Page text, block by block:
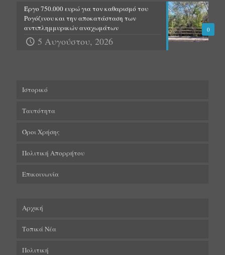
0
Έργο 750.000 ευρώ για τον καθαρισμό του
Ρογόζινου και την αποκατάσταση των
αντιπλημμυρικών αναχωμάτων
5 Αυγούστου, 2026
Ιστορικό
Ταυτότητα
Όροι Χρήσης
Πολιτική Απορρήτου
Επικοινωνία
Αρχική
Τοπικά Νέα
Πολιτική